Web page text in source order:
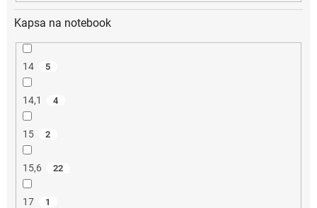
Kapsa na notebook
14 5
14,1 4
15 2
15,6 22
17 1